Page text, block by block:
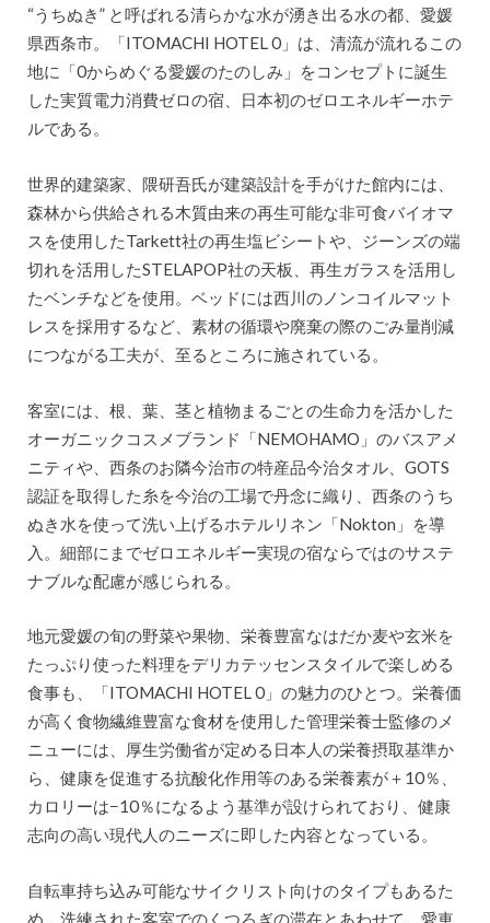
“うちぬき” と呼ばれる清らかな水が湧き出る水の都、愛媛
県西条市。「ITOMACHI HOTEL 0」は、清流が流れるこの
地に「0からめぐる愛媛のたのしみ」をコンセプトに誕生
した実質電力消費ゼロの宿、日本初のゼロエネルギーホテ
ルである。
世界的建築家、隈研吾氏が建築設計を手がけた館内には、
森林から供給される木質由来の再生可能な非可食バイオマ
スを使用したTarkett社の再生塩ビシートや、ジーンズの端
切れを活用したSTELAPOP社の天板、再生ガラスを活用し
たベンチなどを使用。ベッドには西川のノンコイルマット
レスを採用するなど、素材の循環や廃棄の際のごみ量削減
につながる工夫が、至るところに施されている。
客室には、根、葉、茎と植物まるごとの生命力を活かした
オーガニックコスメブランド「NEMOHAMO」のバスアメ
ニティや、西条のお隣今治市の特産品今治タオル、GOTS
認証を取得した糸を今治の工場で丹念に織り、西条のうち
ぬき水を使って洗い上げるホテルリネン「Nokton」を導
入。細部にまでゼロエネルギー実現の宿ならではのサステ
ナブルな配慮が感じられる。
地元愛媛の旬の野菜や果物、栄養豊富なはだか麦や玄米を
たっぷり使った料理をデリカテッセンスタイルで楽しめる
食事も、「ITOMACHI HOTEL 0」の魅力のひとつ。栄養価
が高く食物繊維豊富な食材を使用した管理栄養士監修のメ
ニューには、厚生労働省が定める日本人の栄養摂取基準か
ら、健康を促進する抗酸化作用等のある栄養素が＋10％、
カロリーは−10％になるよう基準が設けられており、健康
志向の高い現代人のニーズに即した内容となっている。
自転車持ち込み可能なサイクリスト向けのタイプもあるた
め、洗練された客室でのくつろぎの滞在とあわせて、愛車